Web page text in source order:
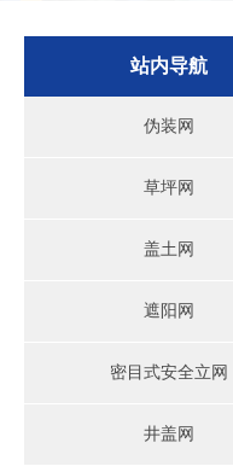
站内导航
伪装网
草坪网
盖土网
遮阳网
密目式安全立网
井盖网